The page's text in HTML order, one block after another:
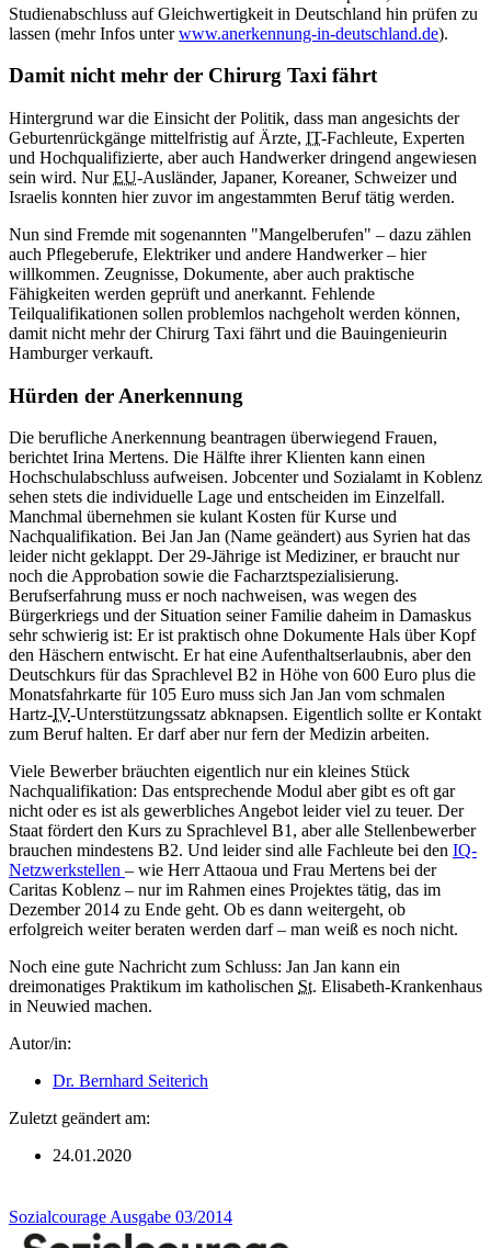
Studienabschluss auf Gleichwertigkeit in Deutschland hin prüfen zu
lassen (mehr Infos unterwww.anerkennung-in-deutschland.de).
Damit nicht mehr der Chirurg Taxi fährt
Hintergrund war die Einsicht der Politik, dass man angesichts der
Geburtenrückgänge mittelfristig auf Ärzte, IT-Fachleute, Experten
und Hochqualifizierte, aber auch Handwerker dringend angewiesen
sein wird. NurEU-Ausländer, Japaner, Koreaner, Schweizer und
Israelis konnten hier zuvor im angestammten Beruf tätig werden.
Nun sind Fremde mit sogenannten "Mangelberufen" – dazu zählen
auch Pflegeberufe, Elektriker und andere Handwerker – hier
willkommen. Zeugnisse, Dokumente, aber auch praktische
Fähigkeiten werden geprüft und anerkannt. Fehlende
Teilqualifikationen sollen problemlos nachgeholt werden können,
damit nicht mehr der Chirurg Taxi fährt und die Bauingenieurin
Hamburger verkauft.
Hürden der Anerkennung
Die berufliche Anerkennung beantragen überwiegend Frauen,
berichtet Irina Mertens. Die Hälfte ihrer Klienten kann einen
Hochschulabschluss aufweisen. Jobcenter und Sozialamt in Koblenz
sehen stets die individuelle Lage und entscheiden im Einzelfall.
Manchmal übernehmen sie kulant Kosten für Kurse und
Nachqualifikation. Bei Jan Jan (Name geändert) aus Syrien hat das
leider nicht geklappt. Der 29-Jährige ist Mediziner, er braucht nur
noch die Approbation sowie die Facharztspezialisierung.
Berufserfahrung muss er noch nachweisen, was wegen des
Bürgerkriegs und der Situation seiner Familie daheim in Damaskus
sehr schwierig ist: Er ist praktisch ohne Dokumente Hals über Kopf
den Häschern entwischt. Er hat eine Aufenthaltserlaubnis, aber den
Deutschkurs für das Sprachlevel B2 in Höhe von 600 Euro plus die
Monatsfahrkarte für 105 Euro muss sich Jan Jan vom schmalen
Hartz-IV-Unterstützungssatz abknapsen. Eigentlich sollte er Kontakt
zum Beruf halten. Er darf aber nur fern der Medizin arbeiten.
Viele Bewerber bräuchten eigentlich nur ein kleines Stück
Nachqualifikation: Das entsprechende Modul aber gibt es oft gar
nicht oder es ist als gewerbliches Angebot leider viel zu teuer. Der
Staat fördert den Kurs zu Sprachlevel B1, aber alle Stellenbewerber
brauchen mindestens B2. Und leider sind alle Fachleute bei den IQ-
Netzwerkstellen – wie Herr Attaoua und Frau Mertens bei der
Caritas Koblenz – nur im Rahmen eines Projektes tätig, das im
Dezember 2014 zu Ende geht. Ob es dann weitergeht, ob
erfolgreich weiter beraten werden darf – man weiß es noch nicht.
Noch eine gute Nachricht zum Schluss: Jan Jan kann ein
dreimonatiges Praktikum im katholischen St. Elisabeth-Krankenhaus
in Neuwied machen.
Autor/in:
Dr. Bernhard Seiterich
Zuletzt geändert am:
24.01.2020
Sozialcourage Ausgabe 03/2014